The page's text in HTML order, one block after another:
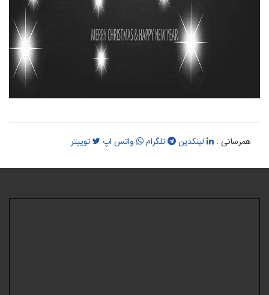
همرسانی : لینکدین تلگرام واتس اپ توییتر